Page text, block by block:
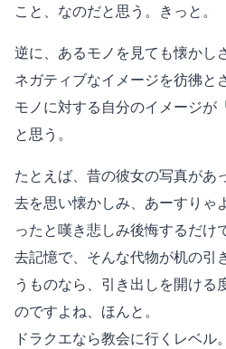
こと、なのだと思う。きっと。
逆に、あるモノを見ても懐かし
ネガティブなイメージを彷彿と
モノに対する自分のイメージが
と思う。
たとえば、昔の彼女の写真があ
去を思い懐かしみ、あーすりゃ
ったと嘆き悲しみ後悔するだけ
去記憶で、そんな代物が机の引
うものなら、引き出しを開ける
のですよね、ほんと。
ドラクエなら教会に行くレベル。